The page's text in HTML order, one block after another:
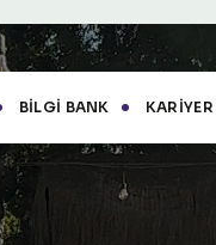
BILGI BANK KARIYER